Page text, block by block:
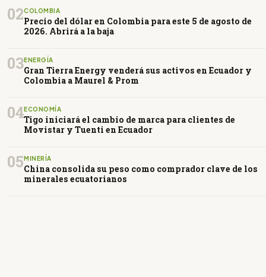
02COLOMBIA
Precio del dólar en Colombia para este 5 de agosto de
2026. Abrirá a la baja
03ENERGÍA
Gran Tierra Energy venderá sus activos en Ecuador y
Colombia a Maurel & Prom
04ECONOMÍA
Tigo iniciará el cambio de marca para clientes de
Movistar y Tuenti en Ecuador
05 MINERÍA
China consolida su peso como comprador clave de los
minerales ecuatorianos